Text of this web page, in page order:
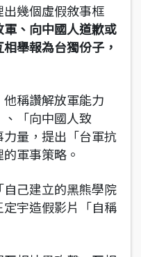
幾個虛假敘事框
、向中國人道歉或
舉報為台獨份子，
稱讚解放軍能力
「向中國人致
量，提出「台軍抗
軍事策略。
己建立的黑熊學院
宇造假影片「自稱